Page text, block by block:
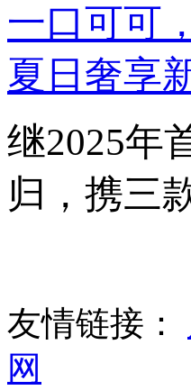
一口可可
夏日奢享
继2025年
归，携三
友情链接：
网